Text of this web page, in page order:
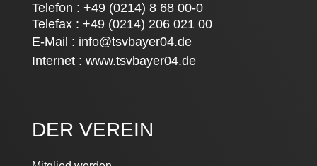
Telefon : +49 (0214) 8 68 00-0
Telefax : +49 (0214) 206 021 00
E-Mail : info@tsvbayer04.de
Internet : www.tsvbayer04.de
DER VEREIN